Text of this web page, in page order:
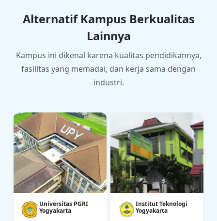
Alternatif Kampus Berkualitas
Lainnya
Kampus ini dikenal karena kualitas pendidikannya,
fasilitas yang memadai, dan kerja sama dengan
industri.
Universitas PGRI
Yogyakarta
Institut Teknologi
Yogyakarta